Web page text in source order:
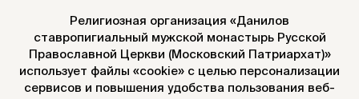
Религиозная организация «Данилов
ставропигиальный мужской монастырь Русской
Православной Церкви (Московский Патриархат)»
использует файлы «cookie» с целью персонализации
сервисов и повышения удобства пользования веб-